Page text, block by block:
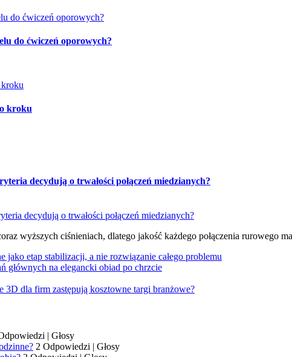
do ćwiczeń oporowych?
kroku
decydują o trwałości połączeń miedzianych?
wyższych ciśnieniach, dlatego jakość każdego połączenia rurowego
etap stabilizacji, a nie rozwiązanie całego problemu
głównych na elegancki obiad po chrzcie
dla firm zastępują kosztowne targi branżowe?
| Głosy
2 Odpowiedzi | Głosy